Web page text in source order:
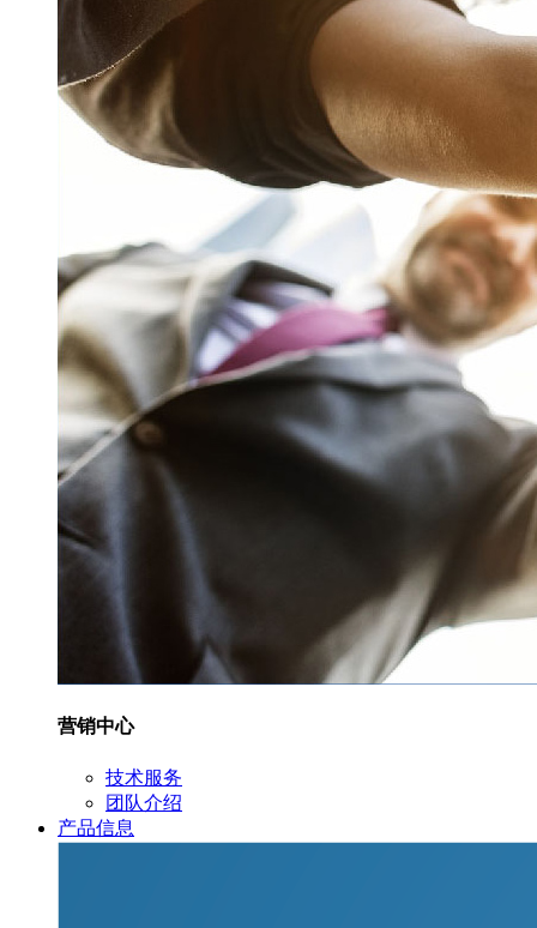
营销中心
技术服务
团队介绍
产品信息